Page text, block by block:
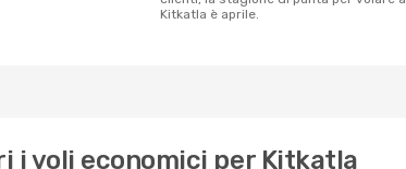
Kitkatla è aprile.
i voli economici per Kitkatla